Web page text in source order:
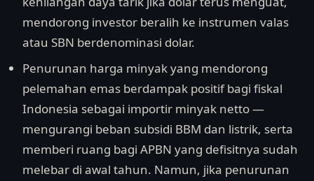
mendorong investor beralih ke instrumen valas
atau SBN berdenominasi dolar.
Penurunan harga minyak yang mendorong
pelemahan emas berdampak positif bagi fiskal
Indonesia sebagai importir minyak netto —
mengurangi beban subsidi BBM dan listrik, serta
memberi ruang bagi APBN yang defisitnya sudah
melebar di awal tahun. Namun, jika penurunan